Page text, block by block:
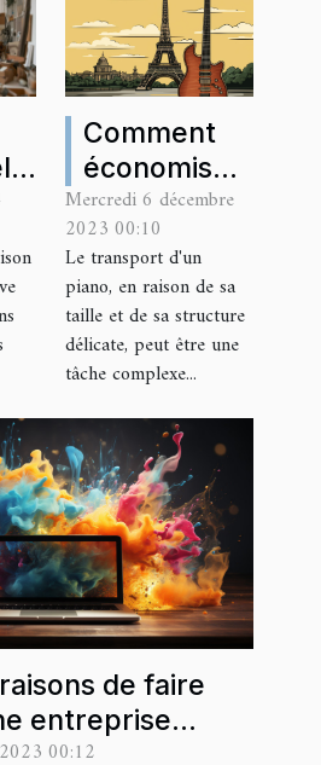
à
Comment
économiser
sur le
transport de
votre piano
à Paris
Mercredi 6 décembre
2023 00:10
Le transport d'un
piano, en raison de sa
taille et de sa structure
délicate, peut être une
tâche complexe...
de faire
entreprise
pour la création
00:12